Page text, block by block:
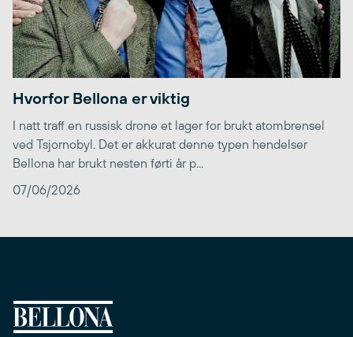
Hvorfor Bellona er viktig
I natt traff en russisk drone et lager for brukt atombrensel
ved Tsjornobyl. Det er akkurat denne typen hendelser
Bellona har brukt nesten førti år p...
07/06/2026